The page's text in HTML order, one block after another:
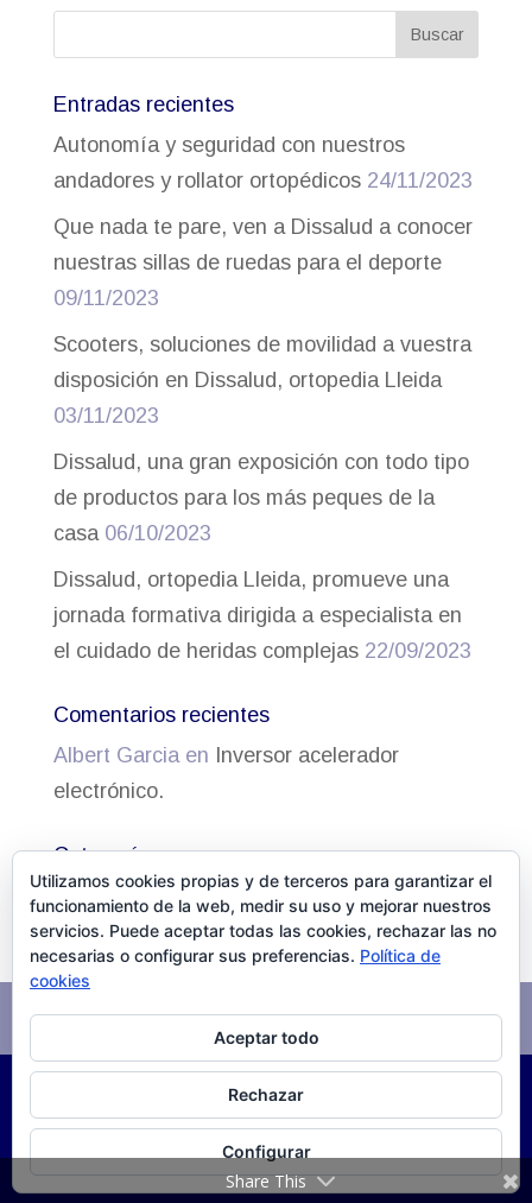
Entradas recientes
Autonomía y seguridad con nuestros
andadores y rollator ortopédicos 24/11/2023
Que nada te pare, ven a Dissalud a conocer
nuestras sillas de ruedas para el deporte
09/11/2023
Scooters, soluciones de movilidad a vuestra
disposición en Dissalud, ortopedia Lleida
03/11/2023
Dissalud, una gran exposición con todo tipo
de productos para los más peques de la
casa 06/10/2023
Dissalud, ortopedia Lleida, promueve una
jornada formativa dirigida a especialista en
el cuidado de heridas complejas 22/09/2023
Comentarios recientes
Albert Garciaen Inversor acelerador
electrónico.
Categorías
Actualidad
Aviso Legal Política de cookies
©2026DISSALUD, SLU DesarrolloXPG Servicios
Share This
Utilizamos cookies propias y de terceros para garantizar el
funcionamiento de la web, medir su uso y mejorar nuestros
servicios. Puede aceptar todas las cookies, rechazar las no
necesarias o configurar sus preferencias. Política de
cookies
Aceptar todo
Rechazar
Configurar